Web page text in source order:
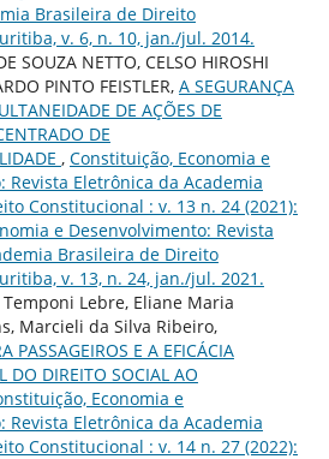
Brasileira de Direito
v. 6, n. 10, jan./jul. 2014.
SOUZA NETTO, CELSO HIROSHI
PINTO FEISTLER, A SEGURANÇA
DE AÇÕES DE
DE
, Constituição, Economia e
Revista Eletrônica da Academia
Constitucional : v. 13 n. 24 (2021):
e Desenvolvimento: Revista
Brasileira de Direito
v. 13, n. 24, jan./jul. 2021.
Lebre, Eliane Maria
Marcieli da Silva Ribeiro,
PASSAGEIROS E A EFICÁCIA
DO DIREITO SOCIAL AO
Economia e
Revista Eletrônica da Academia
Constitucional : v. 14 n. 27 (2022):